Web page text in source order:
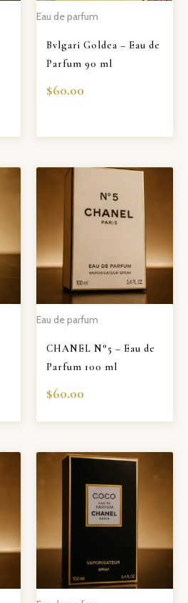
Eau de parfum
Bvlgari Goldea – Eau de
Parfum 90 ml
$60.00
Eau de parfum
CHANEL N°5 – Eau de
Parfum 100 ml
$60.00